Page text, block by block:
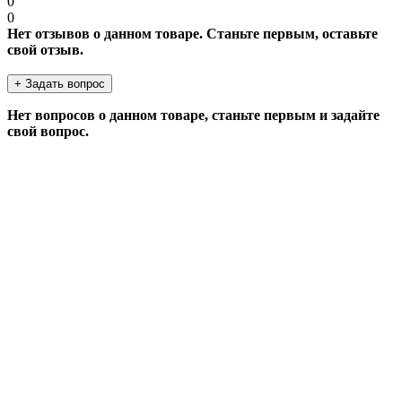
0
Нет отзывов о данном товаре. Станьте первым, оставьте
свой отзыв.
+ Задать вопрос
Нет вопросов о данном товаре, станьте первым и задайте
свой вопрос.